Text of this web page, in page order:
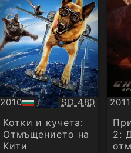
2010
БГ
аудио
Качество:
SD 480
Котки и кучета:
Отмъщението на
Кити
2011
БГ
2: